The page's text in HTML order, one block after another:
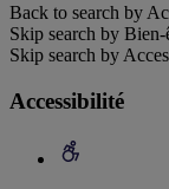
Back to search by
Skip search by Bien-
Skip search by
Accessibilité